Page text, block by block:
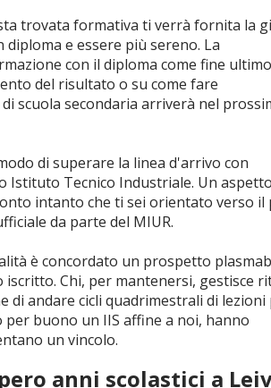
trovata formativa ti verrà fornita la
e essere più sereno. La
con il diploma come fine ultimo
del risultato o su come fare
scuola secondaria arriverà nel
di superare la linea d'arrivo con
Istituto Tecnico Industriale. Un aspetto
intanto che ti sei orientato verso il
da parte del MIUR.
è concordato un prospetto
Chi, per mantenersi, gestisce
di andare cicli quadrimestrali di lezioni
per buono un IIS affine a noi, hanno
un vincolo.
anni scolastici a